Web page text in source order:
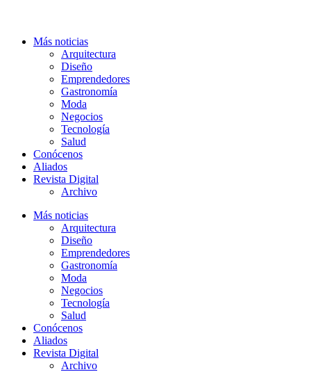
Más noticias
Arquitectura
Diseño
Emprendedores
Gastronomía
Moda
Negocios
Tecnología
Salud
Conócenos
Aliados
Revista Digital
Archivo
Más noticias
Arquitectura
Diseño
Emprendedores
Gastronomía
Moda
Negocios
Tecnología
Salud
Conócenos
Aliados
Revista Digital
Archivo